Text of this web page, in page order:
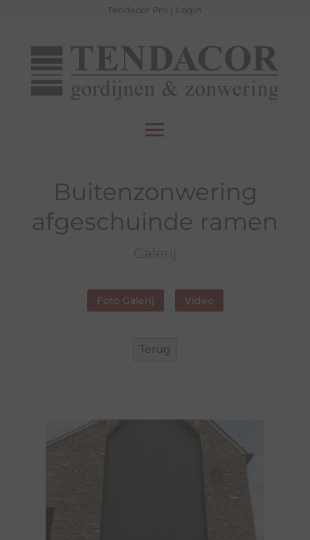
Tendacor Pro | Login
Buitenzonwering
afgeschuinde ramen
Galerij
Foto Galerij Video